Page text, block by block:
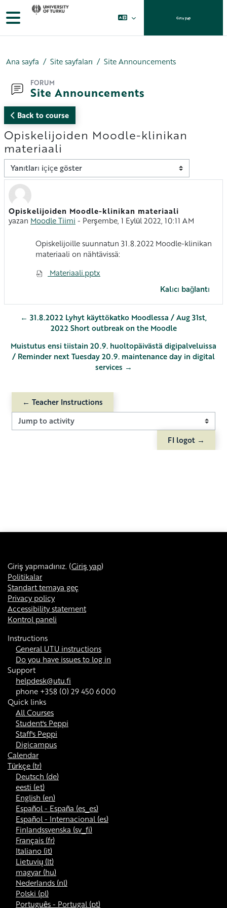
Ana içeriğe git
Yan panel Giriş yap
Ana sayfa Site sayfaları Site Announcements
FORUM
Site Announcements
Back to course
Opiskelijoiden Moodle-klinikan
materiaali
Görünüm modu
Opiskelijoiden Moodle-klinikan materiaali
yazan Moodle Tiimi - Perşembe, 1 Eylül 2022, 10:11 AM
Yanıt sayısı: 0
Opiskelijoille suunnatun 31.8.2022 Moodle-klinikan
materiaali on nähtävissä:
Materiaali.pptx
Kalıcı bağlantı
← 31.8.2022 Lyhyt käyttökatko Moodlessa / Aug 31st,
2022 Short outbreak on the Moodle
Muistutus ensi tiistain 20.9. huoltopäivästä digipalveluissa
/ Reminder next Tuesday 20.9. maintenance day in digital
services →
← Teacher Instructions
Jump to activity
FI logot →
Giriş yapmadınız. (Giriş yap)
Politikalar
Standart temaya geç
Privacy policy
Accessibility statement
Kontrol paneli
Instructions
General UTU instructions
Do you have issues to log in
Support
helpdesk@utu.fi
phone +358 (0) 29 450 6000
Quick links
All Courses
Student's Peppi
Staff's Peppi
Digicampus
Calendar
Türkçe ‎(tr)‎
Deutsch ‎(de)‎
eesti ‎(et)‎
English ‎(en)‎
Español - España ‎(es_es)‎
Español - Internacional ‎(es)‎
Finlandssvenska ‎(sv_fi)‎
Français ‎(fr)‎
Italiano ‎(it)‎
Lietuvių ‎(lt)‎
magyar ‎(hu)‎
Nederlands ‎(nl)‎
Polski ‎(pl)‎
Português - Portugal ‎(pt)‎